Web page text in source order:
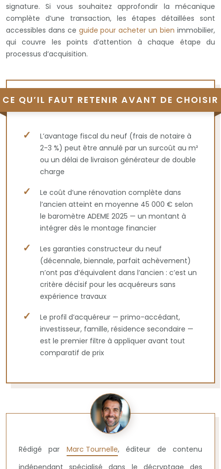
signature. Si vous souhaitez approfondir la mécanique
complète d’une transaction, les étapes détaillées sont
accessibles dans ce guide pour acheter un bien immobilier,
qui couvre les points d’attention à chaque étape du
processus d’acquisition.
CE QU’IL FAUT RETENIR AVANT DE CHOISIR
L’avantage fiscal du neuf (frais de notaire à
2-3 %) peut être annulé par un surcoût au m²
ou un délai de livraison générateur de double
charge
Le coût d’une rénovation complète dans
l’ancien atteint en moyenne 45 000 € selon
le baromètre ADEME 2025 — un montant à
intégrer dès le montage financier
Les garanties constructeur du neuf
(décennale, biennale, parfait achèvement)
n’ont pas d’équivalent dans l’ancien : c’est un
critère décisif pour les acquéreurs sans
expérience travaux
Le profil d’acquéreur — primo-accédant,
investisseur, famille, résidence secondaire —
est le premier filtre à appliquer avant tout
comparatif de prix
Rédigé par Marc Tournelle, éditeur de contenu